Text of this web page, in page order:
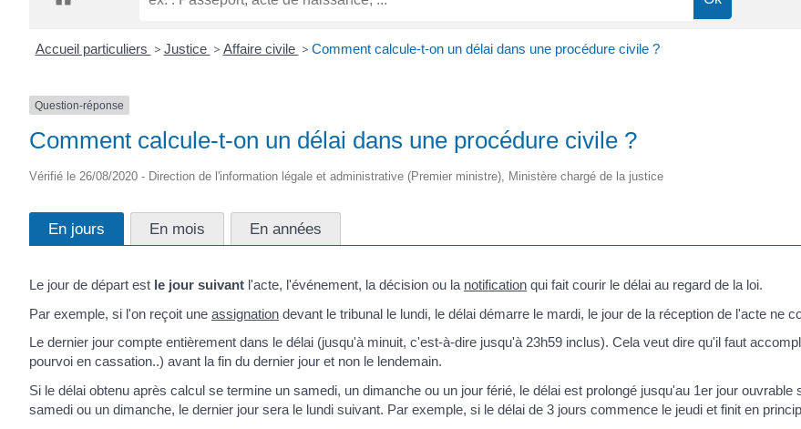
Accueil particuliers > Justice > Affaire civile > Comment calcule-t-on un délai dans une procédure civile ?
Question-réponse
Comment calcule-t-on un délai dans une procédure civile ?
Vérifié le 26/08/2020 - Direction de l'information légale et administrative (Premier ministre), Ministère chargé de la justice
En jours En mois En années
Le jour de départ est le jour suivant l'acte, l'événement, la décision ou la notification qui fait courir le délai au regard de la loi.
Par exemple, si l'on reçoit une assignation devant le tribunal le lundi, le délai démarre le mardi, le jour de la réception de l'acte ne
Le dernier jour compte entièrement dans le délai (jusqu'à minuit, c'est-à-dire jusqu'à 23h59 inclus). Cela veut dire qu'il faut
pourvoi en cassation..) avant la fin du dernier jour et non le lendemain.
Si le délai obtenu après calcul se termine un samedi, un dimanche ou un jour férié, le délai est prolongé jusqu'au 1er jour ouvrable
samedi ou un dimanche, le dernier jour sera le lundi suivant. Par exemple, si le délai de 3 jours commence le jeudi et finit en